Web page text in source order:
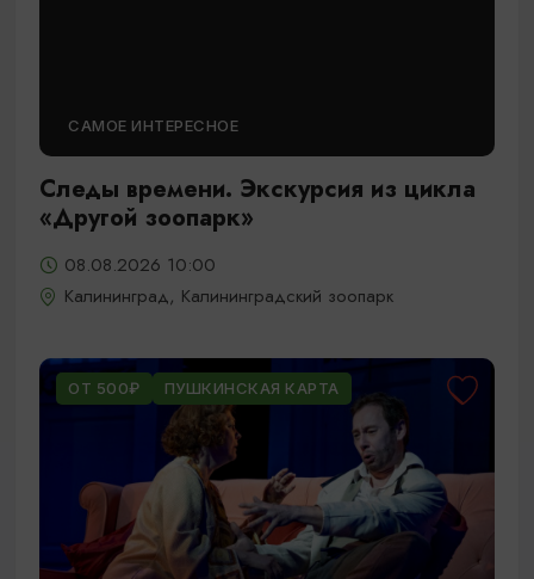
САМОЕ ИНТЕРЕСНОЕ
Следы времени. Экскурсия из цикла
«Другой зоопарк»
08.08.2026 10:00
Калининград, Калининградский зоопарк
ОТ 500₽ ПУШКИНСКАЯ КАРТА